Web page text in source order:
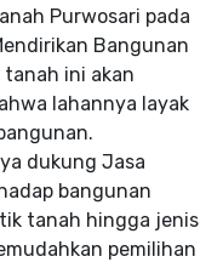
Purwosari pada
Bangunan
tanah ini akan
lahannya layak
dukung Jasa
bangunan
tanah hingga jenis
pemilihan